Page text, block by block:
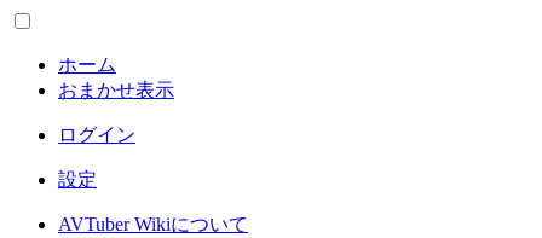
ホーム
おまかせ表示
ログイン
設定
AVTuber Wikiについて